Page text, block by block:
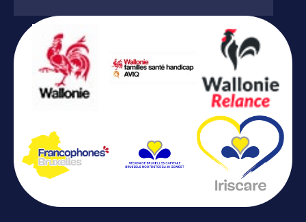
Avec le soutien de ...